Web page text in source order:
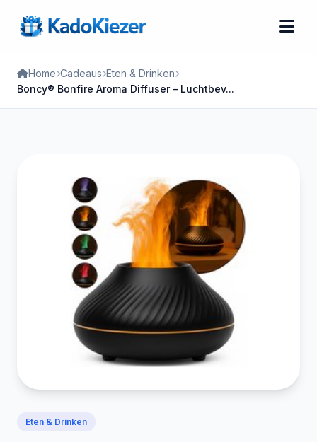
Home Cadeaus Eten & Drinken
Boncy® Bonfire Aroma Diffuser – Luchtbev...
Eten & Drinken